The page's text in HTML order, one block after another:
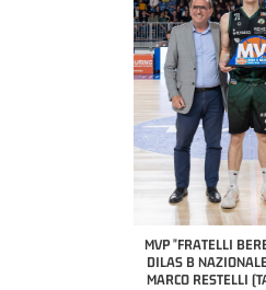
MVP "FRATELLI
DILAS B
MARCO RESTELLI